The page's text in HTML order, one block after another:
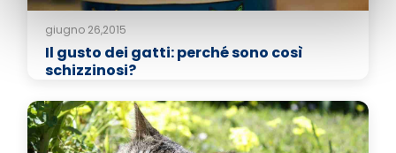
giugno 26,2015
Il gusto dei gatti: perché sono così
schizzinosi?